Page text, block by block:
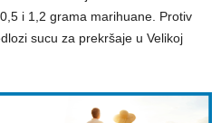
i 1,2 grama marihuane. Protiv
sucu za prekršaje u Velikoj